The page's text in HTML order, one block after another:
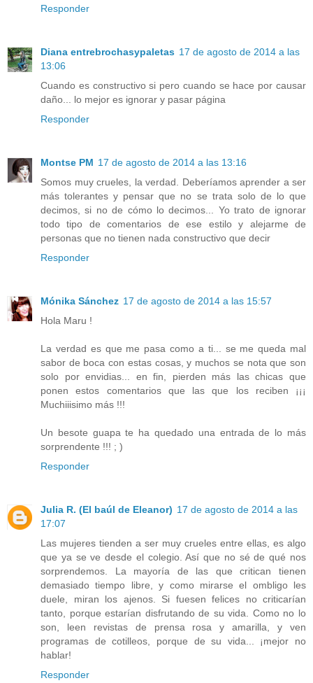
Responder
Diana entrebrochasypaletas 17 de agosto de 2014 a las
13:06
Cuando es constructivo si pero cuando se hace por causar
daño... lo mejor es ignorar y pasar página
Responder
Montse PM 17 de agosto de 2014 a las 13:16
Somos muy crueles, la verdad. Deberíamos aprender a ser
más tolerantes y pensar que no se trata solo de lo que
decimos, si no de cómo lo decimos... Yo trato de ignorar
todo tipo de comentarios de ese estilo y alejarme de
personas que no tienen nada constructivo que decir
Responder
Mónika Sánchez 17 de agosto de 2014 a las 15:57
Hola Maru !
La verdad es que me pasa como a ti... se me queda mal
sabor de boca con estas cosas, y muchos se nota que son
solo por envidias... en fin, pierden más las chicas que
ponen estos comentarios que las que los reciben ¡¡¡
Muchiiisimo más !!!
Un besote guapa te ha quedado una entrada de lo más
sorprendente !!! ; )
Responder
Julia R. (El baúl de Eleanor) 17 de agosto de 2014 a las
17:07
Las mujeres tienden a ser muy crueles entre ellas, es algo
que ya se ve desde el colegio. Así que no sé de qué nos
sorprendemos. La mayoría de las que critican tienen
demasiado tiempo libre, y como mirarse el ombligo les
duele, miran los ajenos. Si fuesen felices no criticarían
tanto, porque estarían disfrutando de su vida. Como no lo
son, leen revistas de prensa rosa y amarilla, y ven
programas de cotilleos, porque de su vida... ¡mejor no
hablar!
Responder